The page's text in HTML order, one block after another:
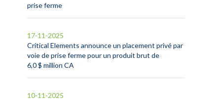
prise ferme
Critical Elements announce un placement privé par
voie de prise ferme pour un produit brut de
6,0 $ million CA
17-11-2025
10-11-2025